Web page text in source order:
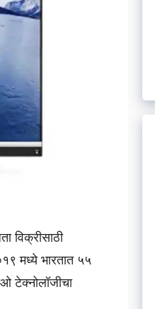
विक्रीसाठी
मध्ये भारतात ५५
टेक्नोलॉजीचा